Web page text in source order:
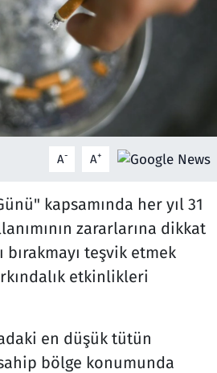
A- A+
kapsamında her yıl 31
zararlarına dikkat
bırakmayı teşvik etmek
etkinlikleri
en düşük tütün
bölge konumunda